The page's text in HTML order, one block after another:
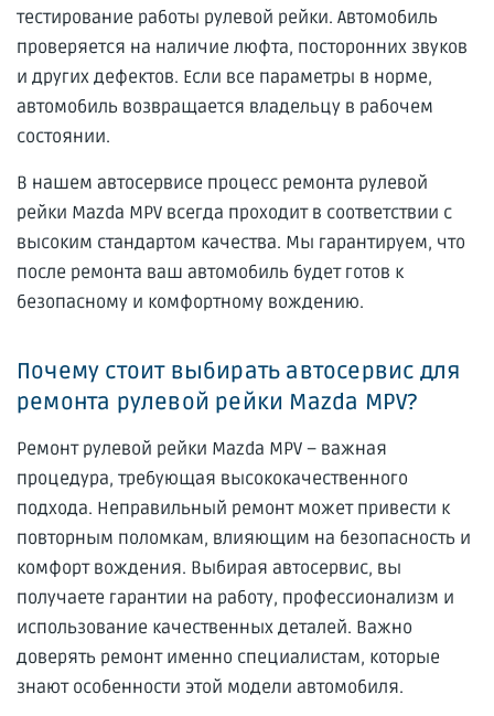
тестирование работы рулевой рейки. Автомобиль
проверяется на наличие люфта, посторонних звуков
и других дефектов. Если все параметры в норме,
автомобиль возвращается владельцу в рабочем
состоянии.
В нашем автосервисе процесс ремонта рулевой
рейки Mazda MPV всегда проходит в соответствии с
высоким стандартом качества. Мы гарантируем, что
после ремонта ваш автомобиль будет готов к
безопасному и комфортному вождению.
Почему стоит выбирать автосервис для
ремонта рулевой рейки Mazda MPV?
Ремонт рулевой рейки Mazda MPV – важная
процедура, требующая высококачественного
подхода. Неправильный ремонт может привести к
повторным поломкам, влияющим на безопасность и
комфорт вождения. Выбирая автосервис, вы
получаете гарантии на работу, профессионализм и
использование качественных деталей. Важно
доверять ремонт именно специалистам, которые
знают особенности этой модели автомобиля.